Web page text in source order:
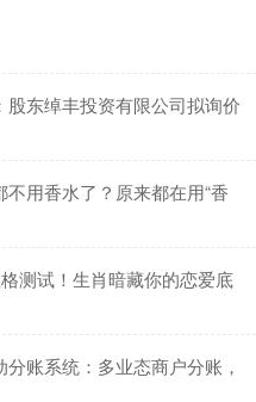
东绰丰投资有限公司拟询价
用香水了？原来都在用“香
测试！生肖暗藏你的恋爱底
账系统：多业态商户分账，